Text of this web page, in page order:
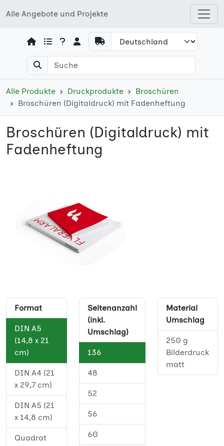
Alle Angebote und Projekte
Open shops menu
Alle Produkte Druckprodukte
Broschüren
Broschüren (Digitaldruck) mit Fadenheftung
Broschüren (Digitaldruck) mit
Fadenheftung
Format
DIN A5
(14,8 x 21
cm)
DIN A4 (21
x 29,7 cm)
DIN A5 (21
x 14,8 cm)
Quadrat
Seitenanzahl
(inkl.
Umschlag)
136
48
52
56
60
Material
Umschlag
250 g
Bilderdruck
matt